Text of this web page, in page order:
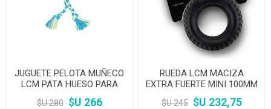
JUGUETE PELOTA MUÑECO
LCM PATA HUESO PARA
PERRO
$U 280 $U 266
RUEDA LCM MACIZA
EXTRA FUERTE MINI 100MM
$U 245 $U 232,75